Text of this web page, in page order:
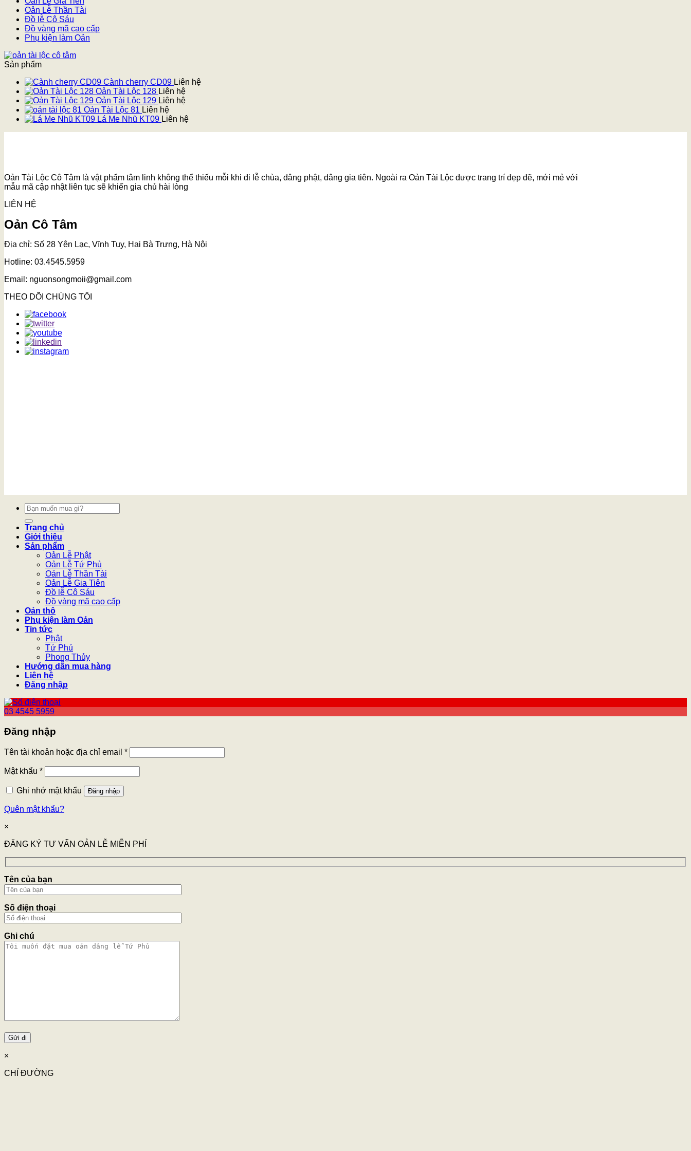
Oản Lễ Thần Tài
Đồ lễ Cô Sáu
Đồ vàng mã cao cấp
Phụ kiện làm Oản
Sản phẩm
Cành cherry CD09 Liên hệ
Oản Tài Lộc 128 Liên hệ
Oản Tài Lộc 129 Liên hệ
Oản Tài Lộc 81 Liên hệ
Lá Me Nhũ KT09 Liên hệ
Oản Tài Lộc Cô Tâm là vật phẩm tâm linh không thể thiếu mỗi khi đi lễ chùa, dâng phật, dâng gia tiên. Ngoài ra Oản Tài Lộc được trang trí đẹp đẽ, mới mẻ với
mẫu mã cập nhật liên tục sẽ khiến gia chủ hài lòng
LIÊN HỆ
Oản Cô Tâm
Địa chỉ: Số 28 Yên Lạc, Vĩnh Tuy, Hai Bà Trưng, Hà Nội
Hotline: 03.4545.5959
Email: nguonsongmoii@gmail.com
THEO DÕI CHÚNG TÔI
Tìm
kiếm:
Trang chủ
Giới thiệu
Sản phẩm
Oản Lễ Phật
Oản Lễ Tứ Phủ
Oản Lễ Thần Tài
Oản Lễ Gia Tiên
Đồ lễ Cô Sáu
Đồ vàng mã cao cấp
Oản thô
Phụ kiện làm Oản
Tin tức
Phật
Tứ Phủ
Phong Thủy
Hướng dẫn mua hàng
Liên hệ
Đăng nhập
03 4545 5959
Đăng nhập
Tên tài khoản hoặc địa chỉ email *
Mật khẩu *
Ghi nhớ mật khẩu Đăng nhập
Quên mật khẩu?
×
ĐĂNG KÝ TƯ VẤN OẢN LỄ MIỄN PHÍ
Tên của bạn
Số điện thoại
Ghi chú
×
CHỈ ĐƯỜNG